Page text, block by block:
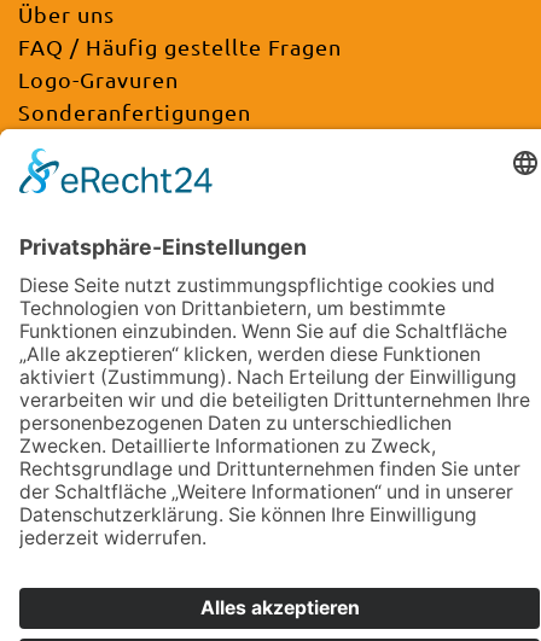
Über uns
FAQ / Häufig gestellte Fragen
Logo-Gravuren
Sonderanfertigungen
Referenzen
Nachhaltigkeit
Rechtliches
Impressum
Datenschutz
Widerrufsbelehrung
HÄNDLER WERDEN